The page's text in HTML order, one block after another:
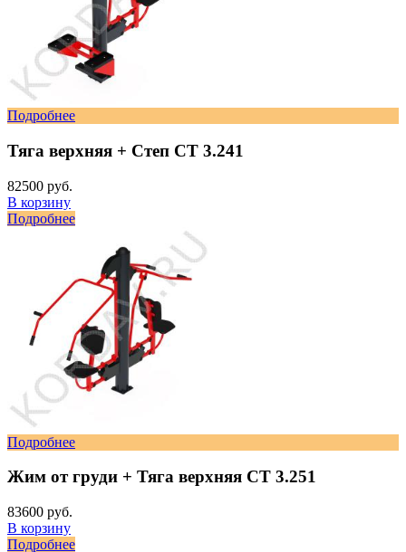
Подробнее
Тяга верхняя + Степ СТ 3.241
82500 руб.
В корзину
Подробнее
Подробнее
Жим от груди + Тяга верхняя СТ 3.251
83600 руб.
В корзину
Подробнее